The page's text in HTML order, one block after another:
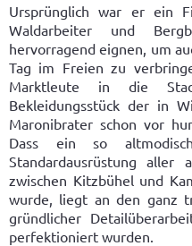
HAUSSCHUHE
PFLEGEPRODUKTE
HAUSSCHUHE
PFLEGEPRODUKTE
Ursprünglich war er ein
Waldarbeiter und
hervorragend eignen, um
Tag im Freien zu
Marktleute in die
Bekleidungsstück der in
Maronibrater schon vor
Dass ein so
Standardausrüstung aller
zwischen Kitzbühel und
wurde, liegt an den ganz
gründlicher
perfektioniert wurden.